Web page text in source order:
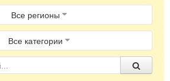
Помощь
Услуги
Все регионы
Все категории